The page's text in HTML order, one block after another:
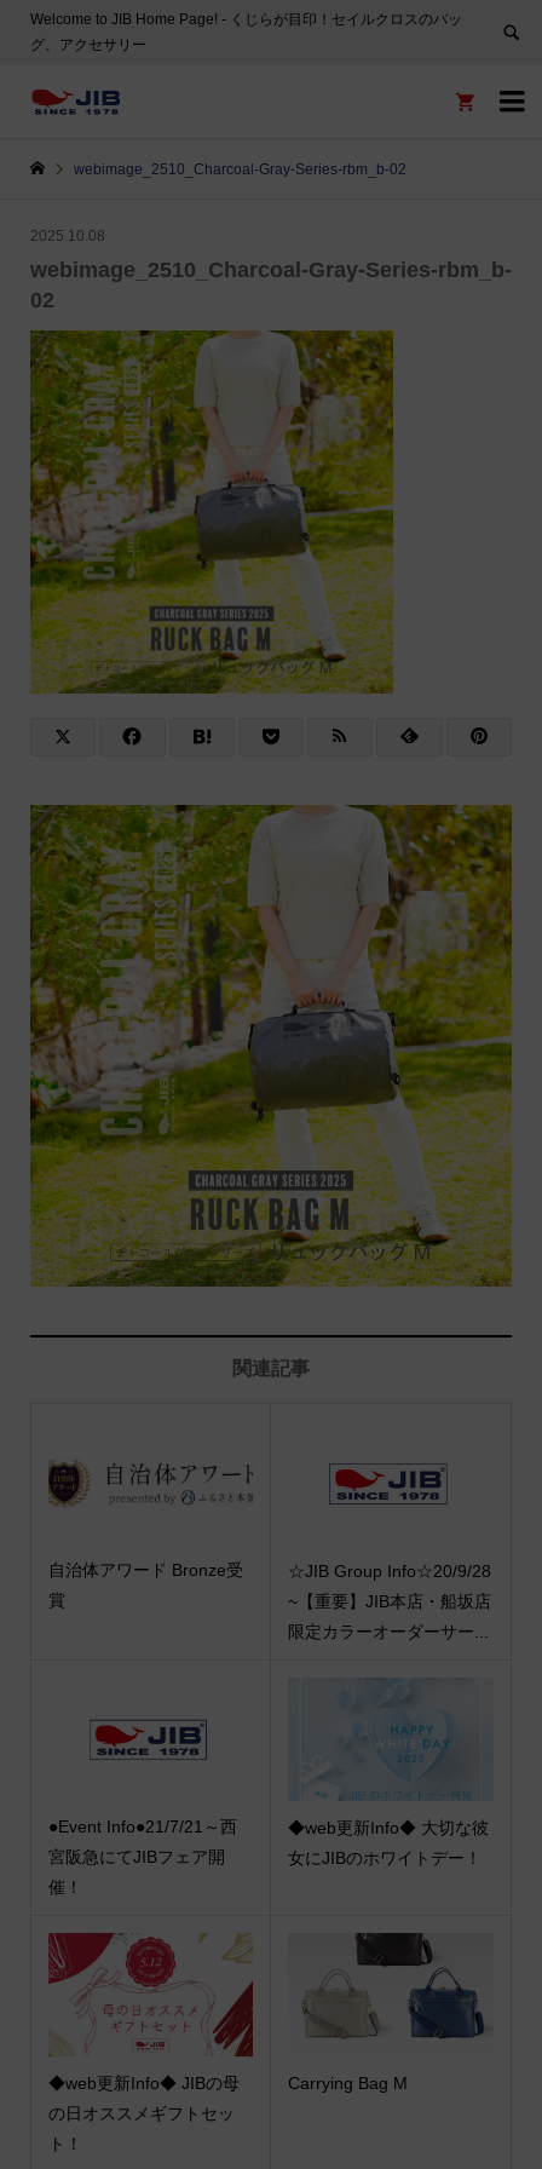
Welcome to JIB Home Page! ‐ くじらが目印！セイルクロスのバッ
グ、アクセサリー


webimage_2510_Charcoal-Gray-Series-rbm_b-02
2025.10.08
webimage_2510_Charcoal-Gray-Series-rbm_b-
02
関連記事
自治体アワード Bronze受
賞
☆JIB Group Info☆20/9/28
~【重要】JIB本店・船坂店
限定カラーオーダーサー...
●Event Info●21/7/21～西
宮阪急にてJIBフェア開
催！
◆web更新Info◆ 大切な彼
女にJIBのホワイトデー！
◆web更新Info◆ JIBの母
の日オススメギフトセッ
ト！
Carrying Bag M